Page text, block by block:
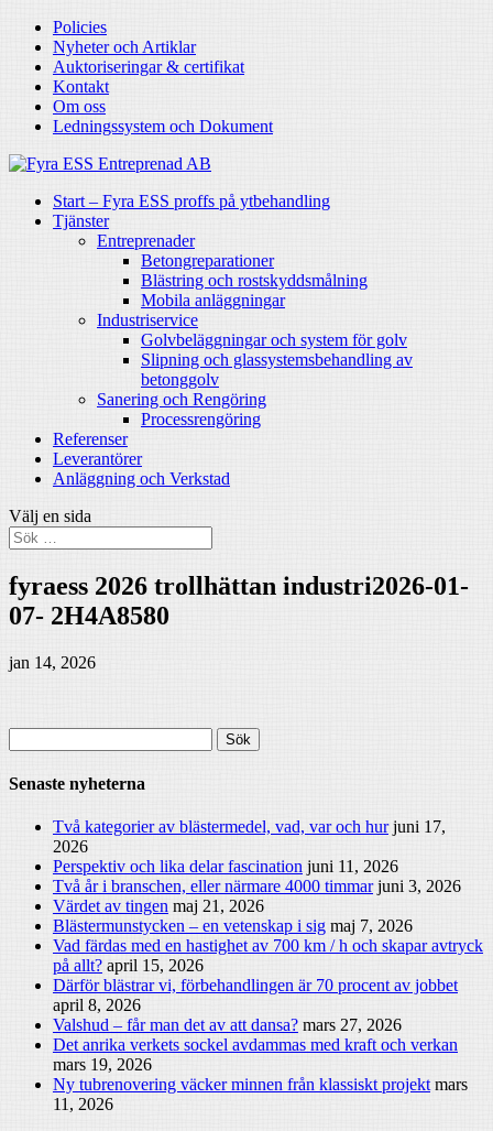
Policies
Nyheter och Artiklar
Auktoriseringar & certifikat
Kontakt
Om oss
Ledningssystem och Dokument
Start – Fyra ESS proffs på ytbehandling
Tjänster
Entreprenader
Betongreparationer
Blästring och rostskyddsmålning
Mobila anläggningar
Industriservice
Golvbeläggningar och system för golv
Slipning och glassystemsbehandling av
betonggolv
Sanering och Rengöring
Processrengöring
Referenser
Leverantörer
Anläggning och Verkstad
Välj en sida
fyraess 2026 trollhättan industri2026-01-
07- 2H4A8580
jan 14, 2026
efter:
Senaste nyheterna
Två kategorier av blästermedel, vad, var och hur juni 17,
2026
Perspektiv och lika delar fascination juni 11, 2026
Två år i branschen, eller närmare 4000 timmar juni 3, 2026
Värdet av tingen maj 21, 2026
Blästermunstycken – en vetenskap i sig maj 7, 2026
Vad färdas med en hastighet av 700 km / h och skapar avtryck
på allt? april 15, 2026
Därför blästrar vi, förbehandlingen är 70 procent av jobbet
april 8, 2026
Valshud – får man det av att dansa? mars 27, 2026
Det anrika verkets sockel avdammas med kraft och verkan
mars 19, 2026
Ny tubrenovering väcker minnen från klassiskt projekt mars
11, 2026